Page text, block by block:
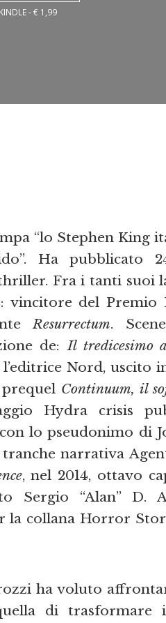
KINDLE - € 1,99
“lo Stephen King
Ha pubblicato
Fra i tanti suoi
: vincitore del Premio
Resurrectum.
de:Il tredicesimo
Nord, uscito
Continuum, il
Hydra crisis
lo pseudonimo di
narrativa
, nel 2014, ottavo
Sergio “Alan” D.
la collana Horror
ha voluto
di